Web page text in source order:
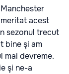
acest
sezonul trecut
bine şi am
mai devreme.
şi ne-a